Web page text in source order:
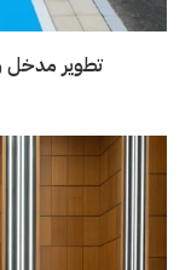
تطوير مدخل